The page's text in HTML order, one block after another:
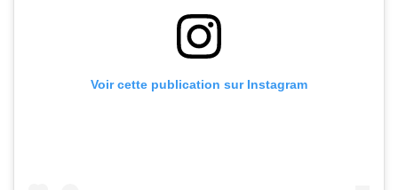
Voir cette publication sur Instagram